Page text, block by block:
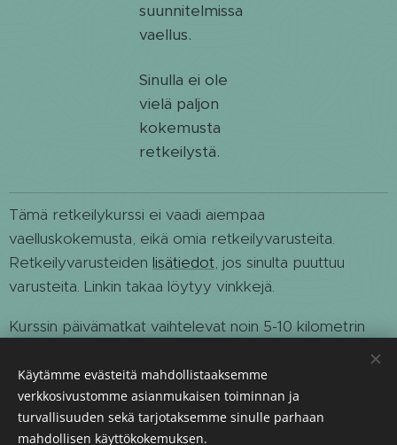
suunnitelmissa
vaellus.
Sinulla ei ole
vielä paljon
kokemusta
retkeilystä.
Tämä retkeilykurssi ei vaadi aiempaa
vaelluskokemusta, eikä omia retkeilyvarusteita.
Retkeilyvarusteiden lisätiedot, jos sinulta puuttuu
varusteita. Linkin takaa löytyy vinkkejä.
Kurssin päivämatkat vaihtelevat noin 5-10 kilometrin
Vaellamme yhteensä noin 25 kilometrin pituisen reitin.
Maastossa on paikoin vaativia kohtia, joten osallistujilta
vaaditaan normaalia kuntoa ja liikkumiskykyä.
Käytämme evästeitä mahdollistaaksemme
verkkosivustomme asianmukaisen toiminnan ja
turvallisuuden sekä tarjotaksemme sinulle parhaan
mahdollisen käyttökokemuksen.